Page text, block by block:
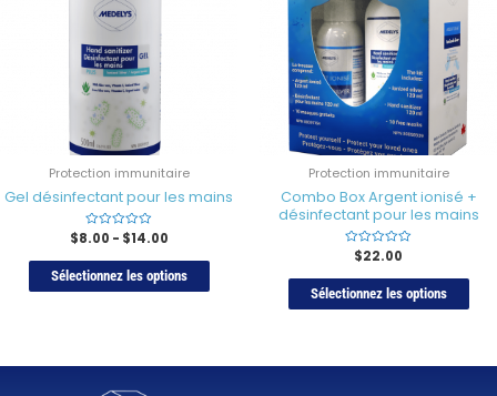
Protection immunitaire
Gel désinfectant pour les mains
Rated
sur
5
$8.00 - $14.00
Sélectionnez les options
Protection immunitaire
Combo Box Argent ionisé +
désinfectant pour les mains
Rated
sur
5
$22.00
Sélectionnez les options